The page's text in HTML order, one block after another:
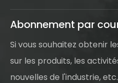
Abonnement par
Si vous souhaitez obtenir
sur les produits, les
nouvelles de l'industrie,